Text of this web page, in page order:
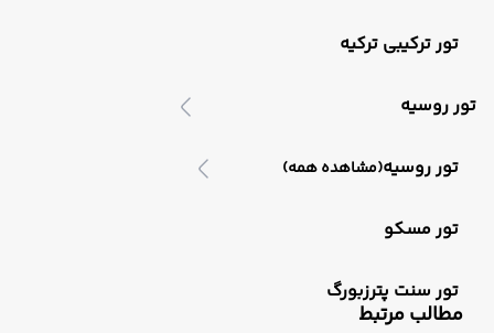
تور ترکیبی ترکیه
تور روسیه
تور روسیه(مشاهده همه)
تور مسکو
تور سنت پترزبورگ
مطالب مرتبط